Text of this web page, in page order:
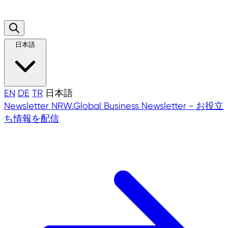
日本語
EN DE TR 日本語
Newsletter NRW.Global Business Newsletter - お役立
ち情報を配信